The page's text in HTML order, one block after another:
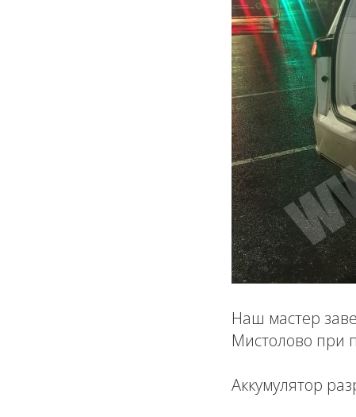
Наш мастер
Мистолово при
Аккумулятор